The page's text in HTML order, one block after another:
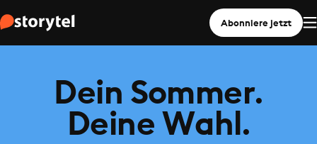
Abonniere jetzt
Dein Sommer.
Deine Wahl.